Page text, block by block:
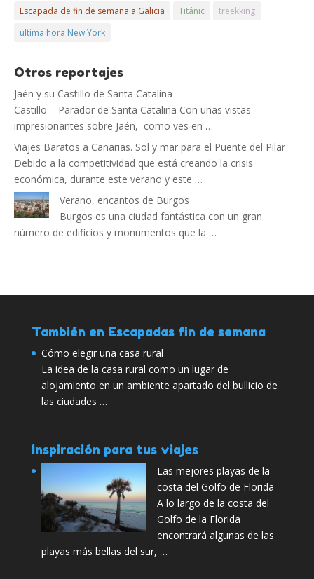
Escapada de fin de semana a Galicia
Titánic
treekking
última hora New York
Otros reportajes
Jaén y su Castillo de Santa Catalina
Castillo – Parador de Santa Catalina Con unas vistas
impresionantes sobre Jaén, como ves en …
Viajes Baratos a Canarias. Sol y mar para el Puente del Pilar
Debido a la competitividad que está creando la crisis
económica, durante este verano y este …
Verano, encantos de Burgos
Burgos es una ciudad fantástica con un gran
número de edificios y monumentos que la …
También en Escapadas fin de semana
Cómo elegir una casa rural
La idea de la casa rural como un lugar de
alojamiento en un ambiente apartado del bullicio de
las ciudades …
Inspiración para tus viajes
Las mejores playas de la
costa del Golfo de Florida
A lo largo de la costa del
Golfo de la Florida
encontrará algunas de las
playas más bellas del sur, …